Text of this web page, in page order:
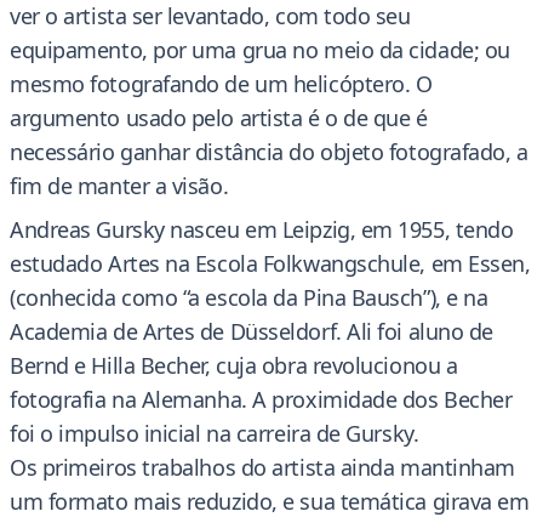
ver o artista ser levantado, com todo seu
equipamento, por uma grua no meio da cidade; ou
mesmo fotografando de um helicóptero. O
argumento usado pelo artista é o de que é
necessário ganhar distância do objeto fotografado, a
fim de manter a visão.
Andreas Gursky nasceu em Leipzig, em 1955, tendo
estudado Artes na Escola Folkwangschule, em Essen,
(conhecida como “a escola da Pina Bausch”), e na
Academia de Artes de Düsseldorf. Ali foi aluno de
Bernd e Hilla Becher, cuja obra revolucionou a
fotografia na Alemanha. A proximidade dos Becher
foi o impulso inicial na carreira de Gursky.
Os primeiros trabalhos do artista ainda mantinham
um formato mais reduzido, e sua temática girava em